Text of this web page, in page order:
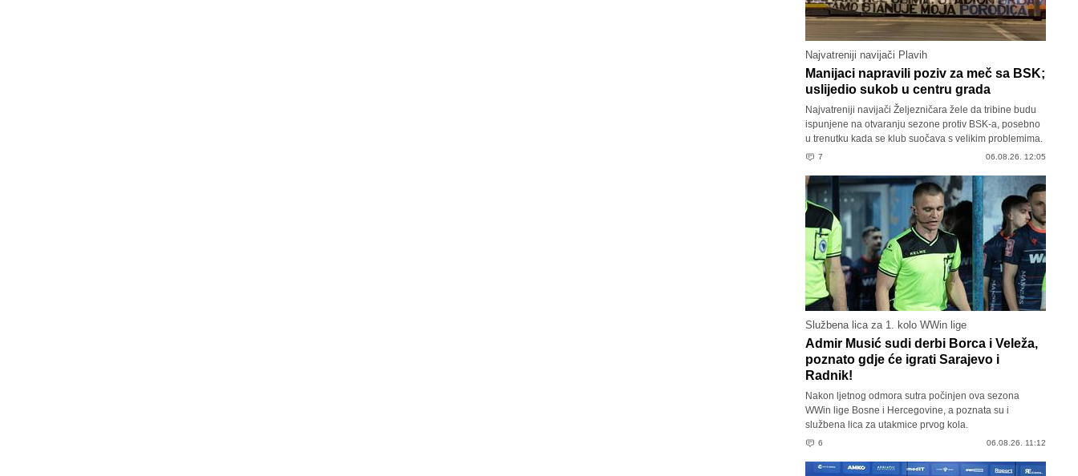
Najvatreniji navijači Plavih
Manijaci napravili poziv za meč sa BSK;
uslijedio sukob u centru grada
Najvatreniji navijači Željezničara žele da tribine budu
ispunjene na otvaranju sezone protiv BSK-a, posebno
u trenutku kada se klub suočava s velikim problemima.
7 06.08.26. 12:05
Službena lica za 1. kolo WWin lige
Admir Musić sudi derbi Borca i Veleža,
poznato gdje će igrati Sarajevo i
Radnik!
Nakon ljetnog odmora sutra počinjen ova sezona
WWin lige Bosne i Hercegovine, a poznata su i
službena lica za utakmice prvog kola.
6 06.08.26. 11:12